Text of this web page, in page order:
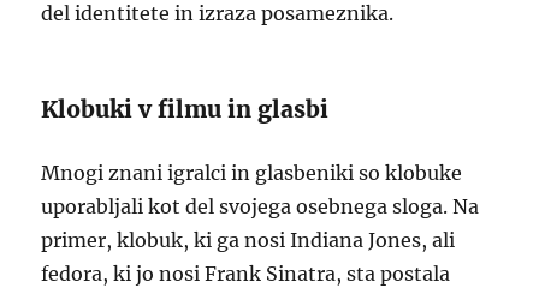
del identitete in izraza posameznika.
Klobuki v filmu in glasbi
Mnogi znani igralci in glasbeniki so klobuke
uporabljali kot del svojega osebnega sloga. Na
primer, klobuk, ki ga nosi Indiana Jones, ali
fedora, ki jo nosi Frank Sinatra, sta postala